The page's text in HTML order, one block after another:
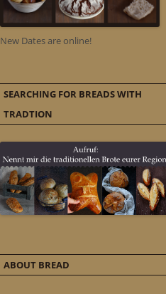
New Dates are online!
SEARCHING FOR BREADS WITH
TRADTION
ABOUT BREAD